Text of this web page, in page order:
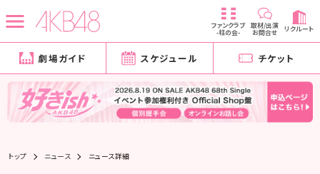
ファンクラブ
-柱の会-
取材/出演
お問合せ リクルート
劇場ガイド スケジュール チケット
トップ ニュース ニュース詳細